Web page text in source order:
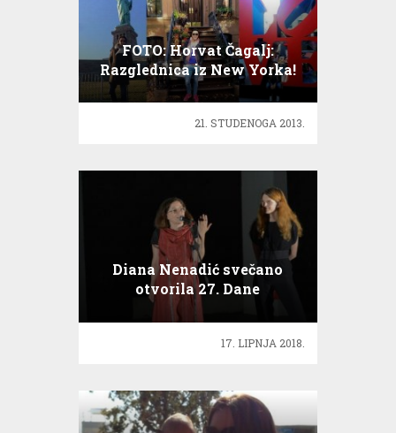
FOTO: Horvat Čagalj:
Razglednica iz New Yorka!
21. STUDENOGA 2013.
Diana Nenadić svečano
otvorila 27. Dane
hrvatskog filma
17. LIPNJA 2018.